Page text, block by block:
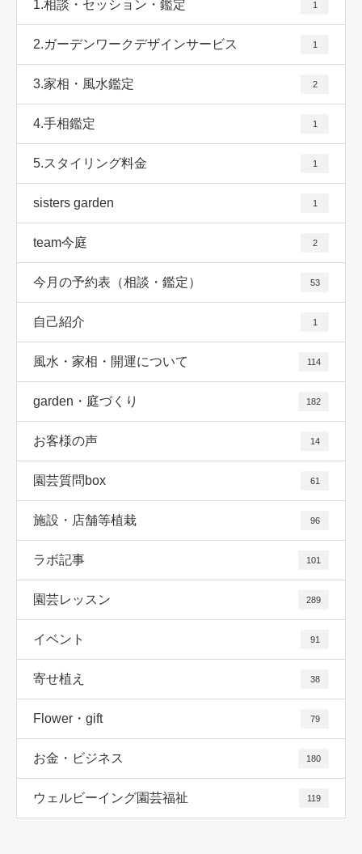
1.相談・セッション・鑑定
1
2.ガーデンワークデザインサービス 1
3.家相・風水鑑定 2
4.手相鑑定 1
5.スタイリング料金 1
sisters garden 1
team今庭 2
今月の予約表（相談・鑑定） 53
自己紹介 1
風水・家相・開運について 114
garden・庭づくり 182
お客様の声 14
園芸質問box 61
施設・店舗等植栽 96
ラボ記事 101
園芸レッスン 289
イベント 91
寄せ植え 38
Flower・gift 79
お金・ビジネス 180
ウェルビーイング園芸福祉 119